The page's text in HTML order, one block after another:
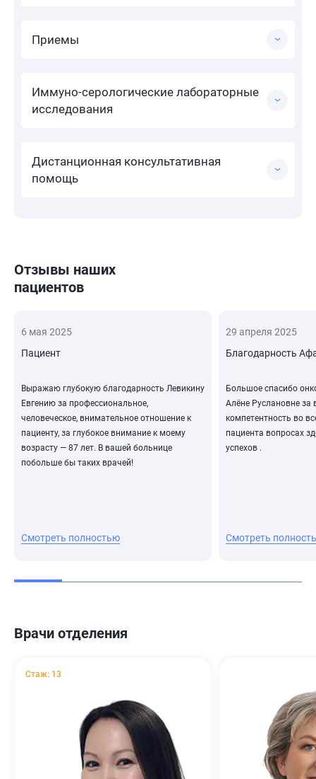
Приемы
Иммуно-серологические лабораторные
исследования
Дистанционная консультативная
помощь
Отзывы наших
пациентов
6 мая 2025
Пациент
Выражаю глубокую благодарность Левикину
Евгению за профессиональное,
человеческое, внимательное отношение к
пациенту, за глубокое внимание к моему
возрасту — 87 лет. В вашей больнице
побольше бы таких врачей!
Смотреть полностью
29 апреля 2025
Благодарность
Большое спасибо
Алёне Руслановне за
компетентность во
пациента вопросах
успехов .
Смотреть
Врачи отделения
Стаж: 13